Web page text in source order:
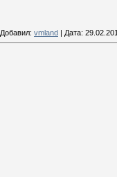
Добавил: vmland | Дата: